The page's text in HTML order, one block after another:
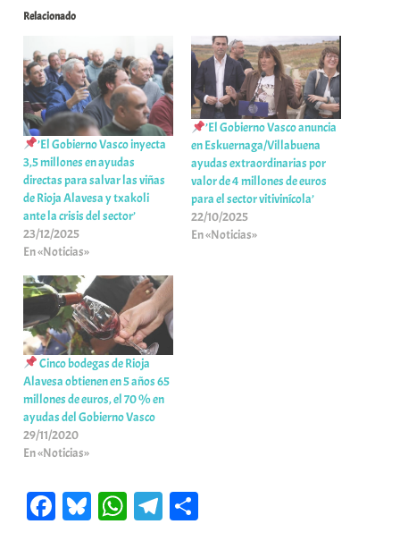
Relacionado
’El Gobierno Vasco inyecta
3,5 millones en ayudas
directas para salvar las viñas
de Rioja Alavesa y txakoli
ante la crisis del sector’
23/12/2025
En «Noticias»
’El Gobierno Vasco anuncia
en Eskuernaga/Villabuena
ayudas extraordinarias por
valor de 4 millones de euros
para el sector vitivinícola’
22/10/2025
En «Noticias»
Cinco bodegas de Rioja
Alavesa obtienen en 5 años 65
millones de euros, el 70 % en
ayudas del Gobierno Vasco
29/11/2020
En «Noticias»
Fa Bl W Te